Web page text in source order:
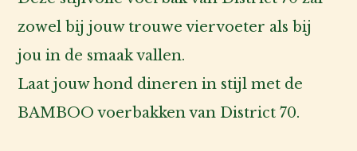
zowel bij jouw trouwe viervoeter als bij
jou in de smaak vallen.
Laat jouw hond dineren in stijl met de
BAMBOO voerbakken van District 70.